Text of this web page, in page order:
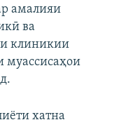
амалияи
ва
клиникии
муассисаҳои
хатна